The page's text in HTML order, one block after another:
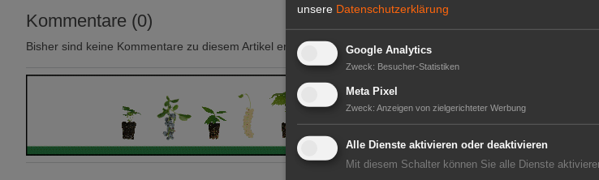
Kommentare (0)
Bisher sind keine Kommentare zu diesem Artikel erstellt worden.
unsere Datenschutzerklärung
Google Analytics
Zweck: Besucher-Statistiken
Meta Pixel
Zweck: Anzeigen von zielgerichteter Werbung
Alle Dienste aktivieren oder deaktivieren
Mit diesem Schalter können Sie alle Dienste